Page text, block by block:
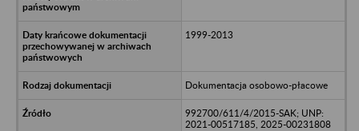
1999-2013
Dokumentacja osobowo-płacowe
992700/611/4/2015-SAK; UNP:
2021-00517185, 2025-00231808